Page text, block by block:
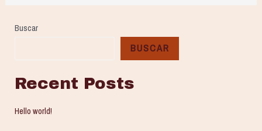
Buscar
BUSCAR
Recent Posts
Hello world!